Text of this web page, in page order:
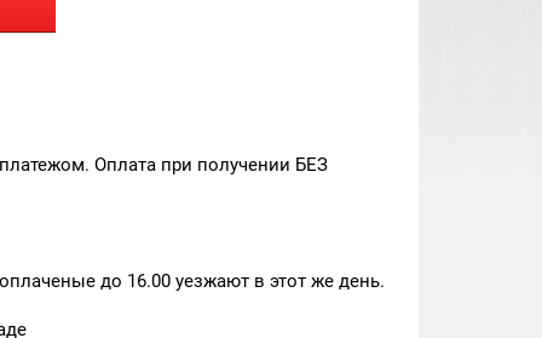
Оплата при получении БЕЗ
до 16.00 уезжают в этот же день.